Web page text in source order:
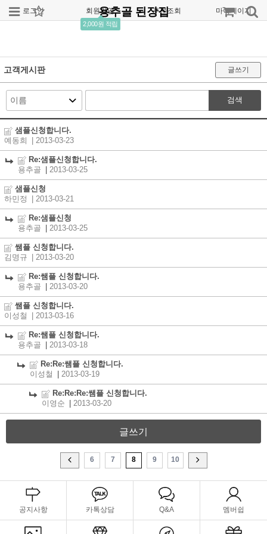
로그인 회원가입
2,000원 적립
주문조회 마이페이지
용추골 된장집
고객게시판 글쓰기
검색
샘플신청합니다.
예동희
| 2013-03-23
Re:샘플신청합니다.
용추골
2013-03-25
샘플신청
하민정
| 2013-03-21
Re:샘플신청
용추골
2013-03-25
쌤플 신청합니다.
김명규
| 2013-03-20
Re:쌤플 신청합니다.
용추골
2013-03-20
쌤플 신청합니다.
이성철
| 2013-03-16
Re:쌤플 신청합니다.
용추골
2013-03-18
Re:Re:쌤플 신청합니다.
이성철
2013-03-19
Re:Re:Re:쌤플 신청합니다.
이영순
2013-03-20
글쓰기
6 7 8 9 10
공지사항 카톡상담 Q&A 멤버쉽